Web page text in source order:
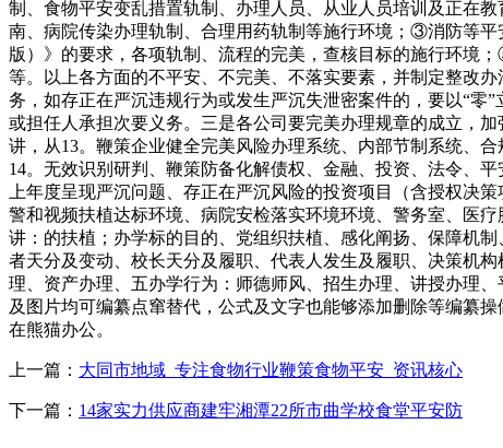
制、食物平安变乱措置轨制、办理人员、从业人员培训及正在
南、病院传染办理轨制、合理用药轨制等施行环境；③消防等
版）》的要求，各项轨制、流程的完美，查核目标的施行环
等。以上各方面的不平安、不完美、不落实要素，并制定整改
务，如存正在严沉违规行为或发生严沉失泄密案件的，要以“零
或担任人承担次要义务。三是各公司要完美办理规章的成立，
讲，从13。鞭策企业健全完美风险办理系统、内部节制系统、
14。无效识别研判、鞭策防备化解债权、金融、投资、法令、
上年度呈现严沉问题、存正在严沉风险的投资项目（含授权决
警和视频扶植达标环境、病院安检落实环境环境、警务室、医
讲：的扶植；办学标的目的、党组织扶植、感化阐扬、保障机
者天分及变动、校长天分及履职、代表人发生及履职、决策机
理、资产办理、五办学行为：师德师风、招生办理、讲授办理
及图片均可编纂点窜替代，公式及文字也能够添加删除等编纂
在熊猫办公。
上一篇： 大同市地域_专注食物行业鞭策食物平安_资讯核心
下一篇： 14家实力供应商建牢湘潭22所市曲学校食堂平安防